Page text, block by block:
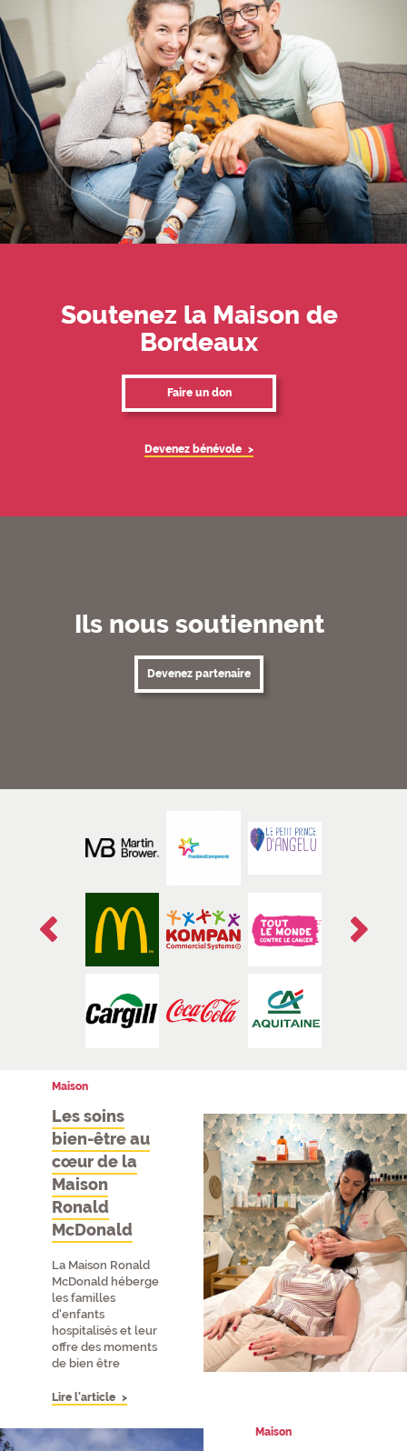
Soutenez la Maison de
Bordeaux
Faire un don
Devenez bénévole
Ils nous soutiennent
Devenez partenaire
Précédent Suivant
Maison
Les soins
bien-être au
cœur de la
Maison
Ronald
McDonald
La Maison Ronald
McDonald héberge
les familles
d'enfants
hospitalisés et leur
offre des moments
de bien être
Lire l'article
Maison